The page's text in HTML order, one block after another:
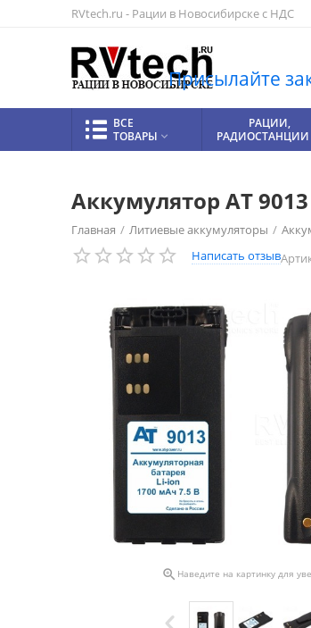
RVtech.ru - Рации в Новосибирске с НДС
Присылайте
ВСЕ
ТОВАРЫ 
РАЦИИ,
РАДИОСТАНЦИИ
Аккумулятор AT
Главная / Литиевые аккумуляторы /
Написать отзыв
 Наведите на картинку для